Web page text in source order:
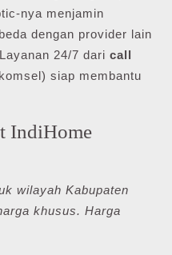
nya menjamin
dengan provider lain
24/7 dari call
siap membantu
IndiHome
wilayah Kabupaten
khusus. Harga